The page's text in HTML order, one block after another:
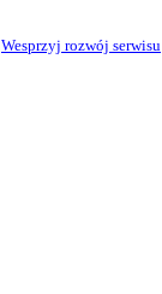
Wesprzyj rozwój serwisu